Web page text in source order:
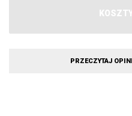
PRZECZYTAJ